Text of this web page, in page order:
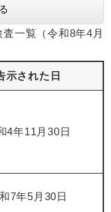
一覧（令和8年4月
示された日
4年11月30日
7年5月30日